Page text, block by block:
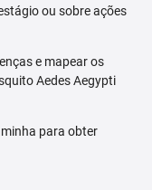
ou sobre ações
e mapear os
Aedes Aegypti
para obter